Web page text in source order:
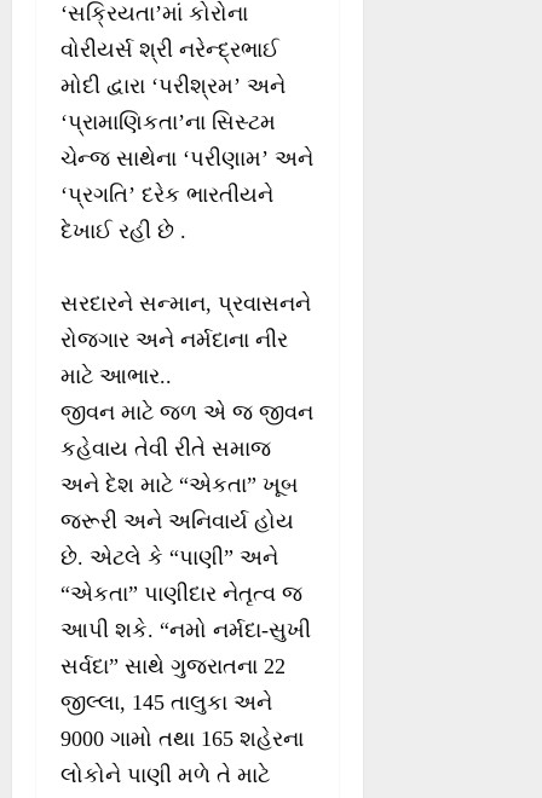
‘સક્રિયતા’માં કોરોના
વોરીયર્સ શ્રી નરેન્દ્રભાઈ
મોદી દ્વારા ‘પરીશ્રમ’ અને
‘પ્રામાણિકતા’ના સિસ્ટમ
ચેન્જ સાથેના ‘પરીણામ’ અને
‘પ્રગતિ’ દરેક ભારતીયને
દેખાઈ રહી છે .
સરદારને સન્માન, પ્રવાસનને
રોજગાર અને નર્મદાના નીર
માટે આભાર..
જીવન માટે જળ એ જ જીવન
કહેવાય તેવી રીતે સમાજ
અને દેશ માટે “એકતા” ખૂબ
જરૂરી અને અનિવાર્ય હોય
છે. એટલે કે “પાણી” અને
“એકતા” પાણીદાર નેતૃત્વ જ
આપી શકે. “નમો નર્મદા-સુખી
સર્વદા” સાથે ગુજરાતના 22
જીલ્લા, 145 તાલુકા અને
9000 ગામો તથા 165 શહેરના
લોકોને પાણી મળે તે માટે